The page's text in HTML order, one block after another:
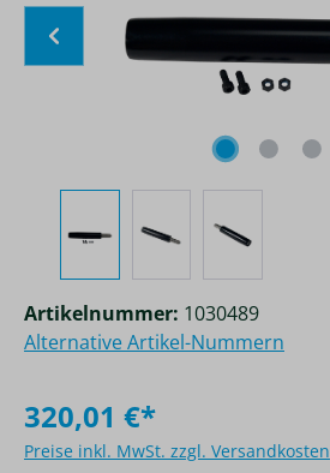
320,01 €*
Preise inkl. MwSt. zzgl. Versandkosten
Artikelnummer: 1030489
Alternative Artikel-Nummern